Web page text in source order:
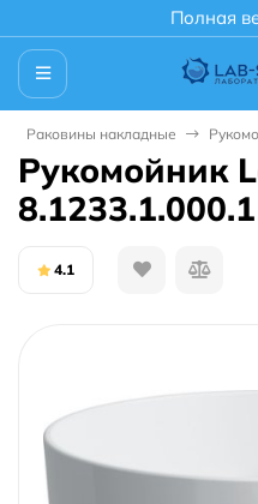
Полная
Раковины накладные
Рукомойник
4.1